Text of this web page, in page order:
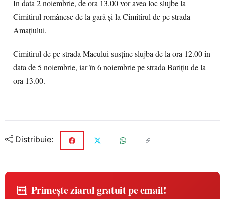
În data 2 noiembrie, de ora 13.00 vor avea loc slujbe la
Cimitirul românesc de la gară și la Cimitirul de pe strada
Amațiului.
Cimitirul de pe strada Macului susține slujba de la ora 12.00 în
data de 5 noiembrie, iar în 6 noiembrie pe strada Barițiu de la
ora 13.00.
Distribuie:
Primește ziarul gratuit pe email!